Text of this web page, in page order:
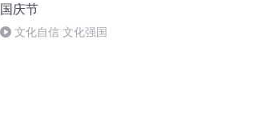
国庆节
文化自信 文化强国